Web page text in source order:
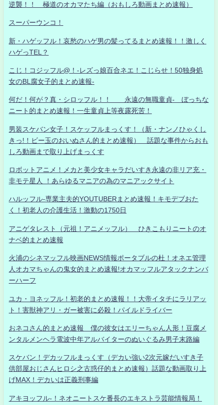
逆襲！！ 極道のオカマたち編（おもしろ動画まとめ速報）
スーパーウンコ！
新・ハゲッフル！哀愁のハゲ男の髪ってるまとめ速報！！激しく
ハゲっTEL？
こじ！コジッフル@！-レズっ娘百合ネエ！こじらせ！50独身処
女のBL腐女子的まとめ速報-
何だ！何が？真・シロッフル！！ 永遠の無職童貞- ぼっちな
ニート的まとめ速報！一生童貞上等夜露死苦！
男装スケバン女子！スケッフルまっくす！（新・ナンノひゃくし
きっ!！ビー玉のおいぬさん的まとめ速報） 話題な事件からおも
しろ動画まで取り上げまっくす
ロボットアニメ！メカと美少女キャラだいすき永遠の非リア充・
非モテ星人 ！あらゆるマニアの為のマニアックサイト
ハルッフル-専業主夫的YOUTUBERまとめ速報！キモデブおた
く！初老人の介護生活！激動の1750日
アニゲタレスト（元祖！アニメッフル） ひきこもりニートのオ
ナベ的まとめ速報
火浦のシネマッフル映画NEWS情報ポータブルの杜！オネエ管理
人オカマちゃんの鬼女的まとめ速報!オカマッフルアタックナンバ
ーハーフ
ユカ・ヨネッフル！初老的まとめ速報！！大帝イタチにラリアッ
ト！害獣神アリ・ガー被害に必殺！パイルドライバー
おネコさん的まとめ速報 僕の彼女はエリーちゃん人形！豆腐メ
ンタルメンヘラ電波中年アルバイターのぬいぐるみ男子末路編
スケバン！デカッフルまっくす（デカい強い2次元嫁だいすき子
供部屋おじさんヒロシ之古惑仔的まとめ速報）話題な動画取り上
げMAX！デカいは正義刑事編
アキヨッフル-！ネオニートスケ番長のエキストラ芸能情報局！